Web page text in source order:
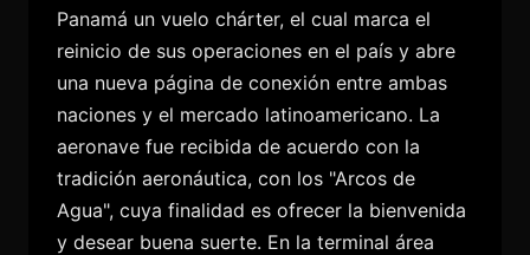
Panamá un vuelo chárter, el cual marca el
reinicio de sus operaciones en el país y abre
una nueva página de conexión entre ambas
naciones y el mercado latinoamericano. La
aeronave fue recibida de acuerdo con la
tradición aeronáutica, con los "Arcos de
Agua", cuya finalidad es ofrecer la bienvenida
y desear buena suerte. En la terminal área